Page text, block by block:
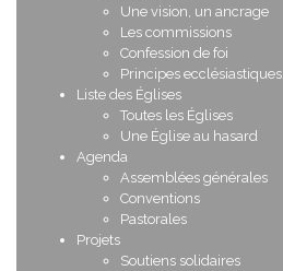
Une vision, un ancrage
Les commissions
Confession de foi
Principes ecclésiastiques
Liste des Églises
Toutes les Églises
Une Église au hasard
Agenda
Assemblées générales
Conventions
Pastorales
Projets
Soutiens solidaires